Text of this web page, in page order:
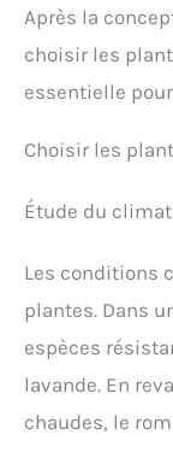
Après la
choisir les
essentielle
Choisir les
Étude du
Les conditions
plantes. Dans
espèces
lavande. En
chaudes, le